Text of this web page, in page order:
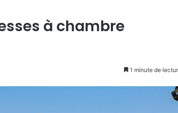
à chambre
1 minute de